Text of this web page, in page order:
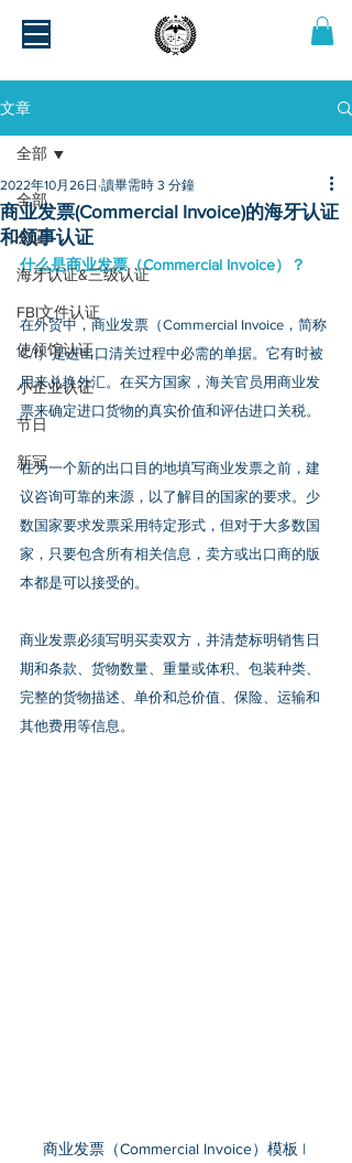
文章
全部
公证
海牙认证&三级认证
FBI文件认证
使领馆认证
小企业认证
节日
新冠
全部
商业发票(Commercial Invoice)的海牙认证
和领事认证
2022年10月26日 讀畢需時 3 分鐘
什么是商业发票（Commercial Invoice）？
在外贸中，商业发票（Commercial Invoice，简称
C/I）是进出口清关过程中必需的单据。它有时被
用来兑换外汇。在买方国家，海关官员用商业发
票来确定进口货物的真实价值和评估进口关税。
在为一个新的出口目的地填写商业发票之前，建
议咨询可靠的来源，以了解目的国家的要求。少
数国家要求发票采用特定形式，但对于大多数国
家，只要包含所有相关信息，卖方或出口商的版
本都是可以接受的。
商业发票必须写明买卖双方，并清楚标明销售日
期和条款、货物数量、重量或体积、包装种类、
完整的货物描述、单价和总价值、保险、运输和
其他费用等信息。
商业发票（Commercial Invoice）模板 |